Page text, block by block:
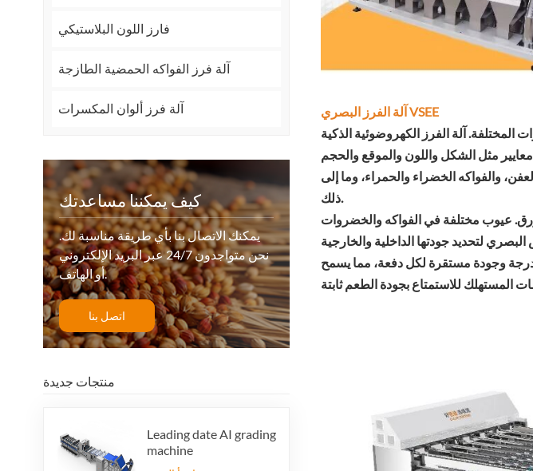
فارز اللون البلاستيكي
آلة فرز الفواكه الحمضية الطازجة
آلة فرز ألوان المكسرات
كيف يمكننا مساعدتك
يمكنك الاتصال بنا بأي طريقة مناسبة لك.
نحن متواجدون 24/7 عبر البريد الإلكتروني
أو الهاتف.
اتصل بنا
منتجات جديدة
Leading date AI grading
machine
آلة الفرز البصري VSEE
والفواكه الخضراء والحمراء، وما إلى
ذلك.
لتحديد جودتها الداخلية والخارجية
وجودة مستقرة لكل دفعة، مما يسمح